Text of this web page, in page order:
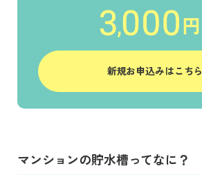
新規お申込みはこちら
マンションの貯水槽ってなに？